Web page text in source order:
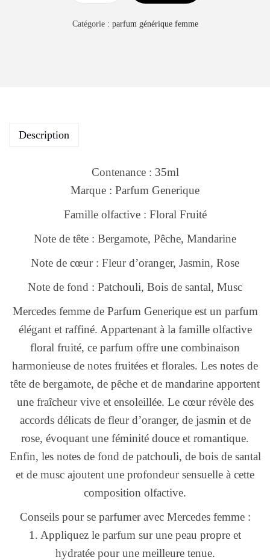
Catégorie : parfum générique femme
Description
Contenance : 35ml
Marque : Parfum Generique
Famille olfactive : Floral Fruité
Note de tête : Bergamote, Pêche, Mandarine
Note de cœur : Fleur d’oranger, Jasmin, Rose
Note de fond : Patchouli, Bois de santal, Musc
Mercedes femme de Parfum Generique est un parfum
élégant et raffiné. Appartenant à la famille olfactive
floral fruité, ce parfum offre une combinaison
harmonieuse de notes fruitées et florales. Les notes de
tête de bergamote, de pêche et de mandarine apportent
une fraîcheur vive et ensoleillée. Le cœur révèle des
accords délicats de fleur d’oranger, de jasmin et de
rose, évoquant une féminité douce et romantique.
Enfin, les notes de fond de patchouli, de bois de santal
et de musc ajoutent une profondeur sensuelle à cette
composition olfactive.
Conseils pour se parfumer avec Mercedes femme :
1. Appliquez le parfum sur une peau propre et
hydratée pour une meilleure tenue.